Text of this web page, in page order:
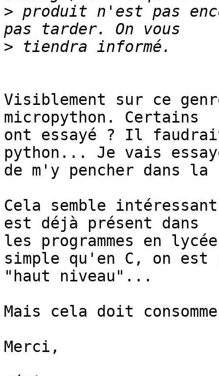
> produit n'est pas
>
Visiblement sur ce
micropython. Certains
ont essayé ? Il faudrait
python... Je vais
de m'y pencher dans la
Cela semble
est déjà présent dans
les programmes en
simple qu'en C, on
"haut niveau"...
Mais cela doit
Merci,